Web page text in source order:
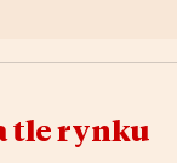
tle rynku